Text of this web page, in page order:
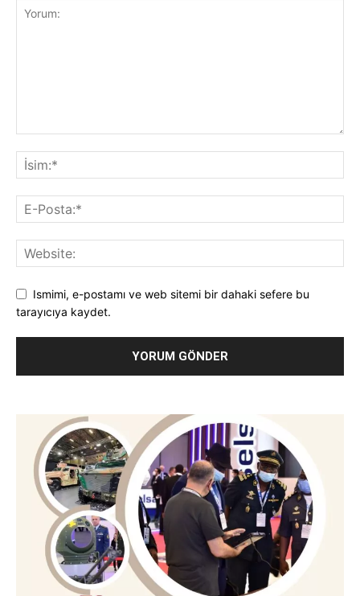
Ismimi, e-postamı ve web sitemi bir dahaki sefere bu
tarayıcıya kaydet.